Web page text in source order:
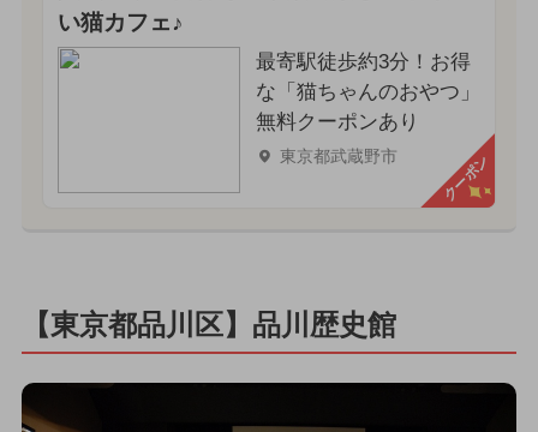
い猫カフェ♪
最寄駅徒歩約3分！お得
な「猫ちゃんのおやつ」
無料クーポンあり
東京都武蔵野市 クーポン
【東京都品川区】品川歴史館